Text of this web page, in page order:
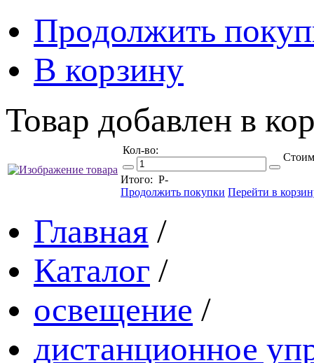
Продолжить
В корзину
Товар добавлен в
Кол-во:
Итого: Р-
Продолжить покупки Перейти в
Главная /
Каталог /
освещение /
дистанционное